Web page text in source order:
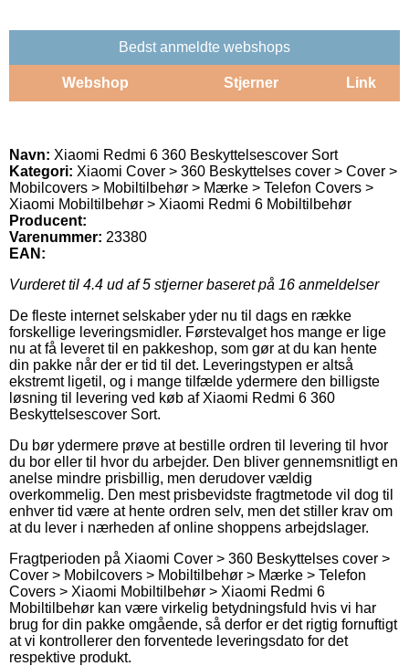
Bedst anmeldte webshops
Webshop Stjerner Link
Navn: Xiaomi Redmi 6 360 Beskyttelsescover Sort
Kategori: Xiaomi Cover > 360 Beskyttelses cover > Cover >
Mobilcovers > Mobiltilbehør > Mærke > Telefon Covers >
Xiaomi Mobiltilbehør > Xiaomi Redmi 6 Mobiltilbehør
Producent:
Varenummer: 23380
EAN:
Vurderet til 4.4 ud af 5 stjerner baseret på 16 anmeldelser
De fleste internet selskaber yder nu til dags en række
forskellige leveringsmidler. Førstevalget hos mange er lige
nu at få leveret til en pakkeshop, som gør at du kan hente
din pakke når der er tid til det. Leveringstypen er altså
ekstremt ligetil, og i mange tilfælde ydermere den billigste
løsning til levering ved køb af Xiaomi Redmi 6 360
Beskyttelsescover Sort.
Du bør ydermere prøve at bestille ordren til levering til hvor
du bor eller til hvor du arbejder. Den bliver gennemsnitligt en
anelse mindre prisbillig, men derudover vældig
overkommelig. Den mest prisbevidste fragtmetode vil dog til
enhver tid være at hente ordren selv, men det stiller krav om
at du lever i nærheden af online shoppens arbejdslager.
Fragtperioden på Xiaomi Cover > 360 Beskyttelses cover >
Cover > Mobilcovers > Mobiltilbehør > Mærke > Telefon
Covers > Xiaomi Mobiltilbehør > Xiaomi Redmi 6
Mobiltilbehør kan være virkelig betydningsfuld hvis vi har
brug for din pakke omgående, så derfor er det rigtig fornuftigt
at vi kontrollerer den forventede leveringsdato for det
respektive produkt.